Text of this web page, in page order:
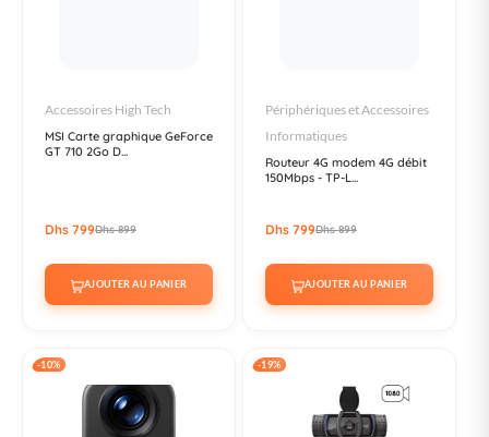
Accessoires High Tech
MSI Carte graphique GeForce
GT 710 2Go D...
Dhs 799Dhs 899
AJOUTER AU PANIER
Périphériques et Accessoires
Informatiques
Routeur 4G modem 4G débit
150Mbps - TP-L...
Dhs 799Dhs 899
AJOUTER AU PANIER
-10% -19%